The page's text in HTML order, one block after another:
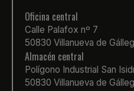
Oficina central
Calle Palafox nº 7
50830 Villanueva de
Almacén central
Polígono Industrial San
50830 Villanueva de